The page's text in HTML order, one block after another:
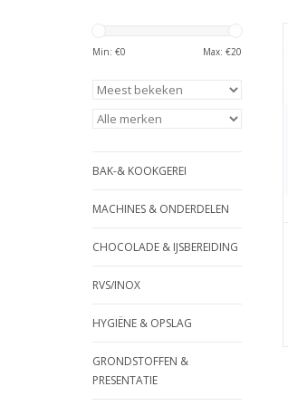
Min: €0 Max: €20
BAK-& KOOKGEREI
MACHINES & ONDERDELEN
CHOCOLADE & IJSBEREIDING
RVS/INOX
HYGIËNE & OPSLAG
GRONDSTOFFEN &
PRESENTATIE